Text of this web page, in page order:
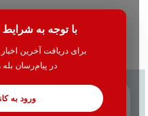
با توجه به
برای دریافت آخرین
در پیام‌رسان بله
ورود به تماس با ما